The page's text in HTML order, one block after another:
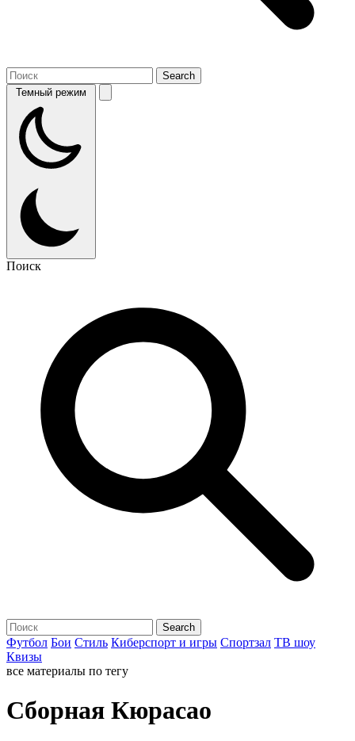
Темный режим
Поиск
Футбол Бои Стиль Киберспорт и игры Спортзал ТВ шоу
Квизы
все материалы по тегу
Сборная Кюрасао